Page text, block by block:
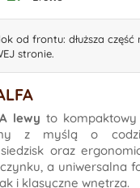
od frontu: dłuższa
stronie.
lewy to
z myślą o
oraz
a uniwersalna
i klasyczne wnętrza.